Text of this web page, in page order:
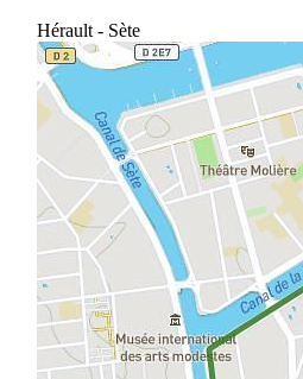
Hérault - Sète